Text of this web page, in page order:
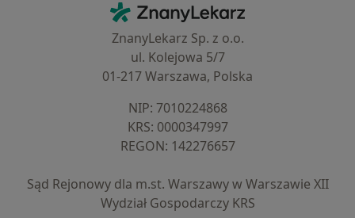
ZnanyLekarz - Strona główna
ZnanyLekarz Sp. z o.o.
ul. Kolejowa 5/7
01-217 Warszawa, Polska
NIP: ⁠7010224868
KRS: ⁠0000347997
REGON: ⁠142276657
Sąd Rejonowy dla m.st. Warszawy w Warszawie XII
Wydział Gospodarczy KRS